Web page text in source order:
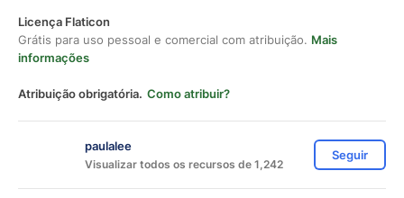
Licença Flaticon
Grátis para uso pessoal e comercial com atribuição. Mais
informações
Atribuição obrigatória. Como atribuir?
paulalee
Visualizar todos os recursos de 1,242
Seguir